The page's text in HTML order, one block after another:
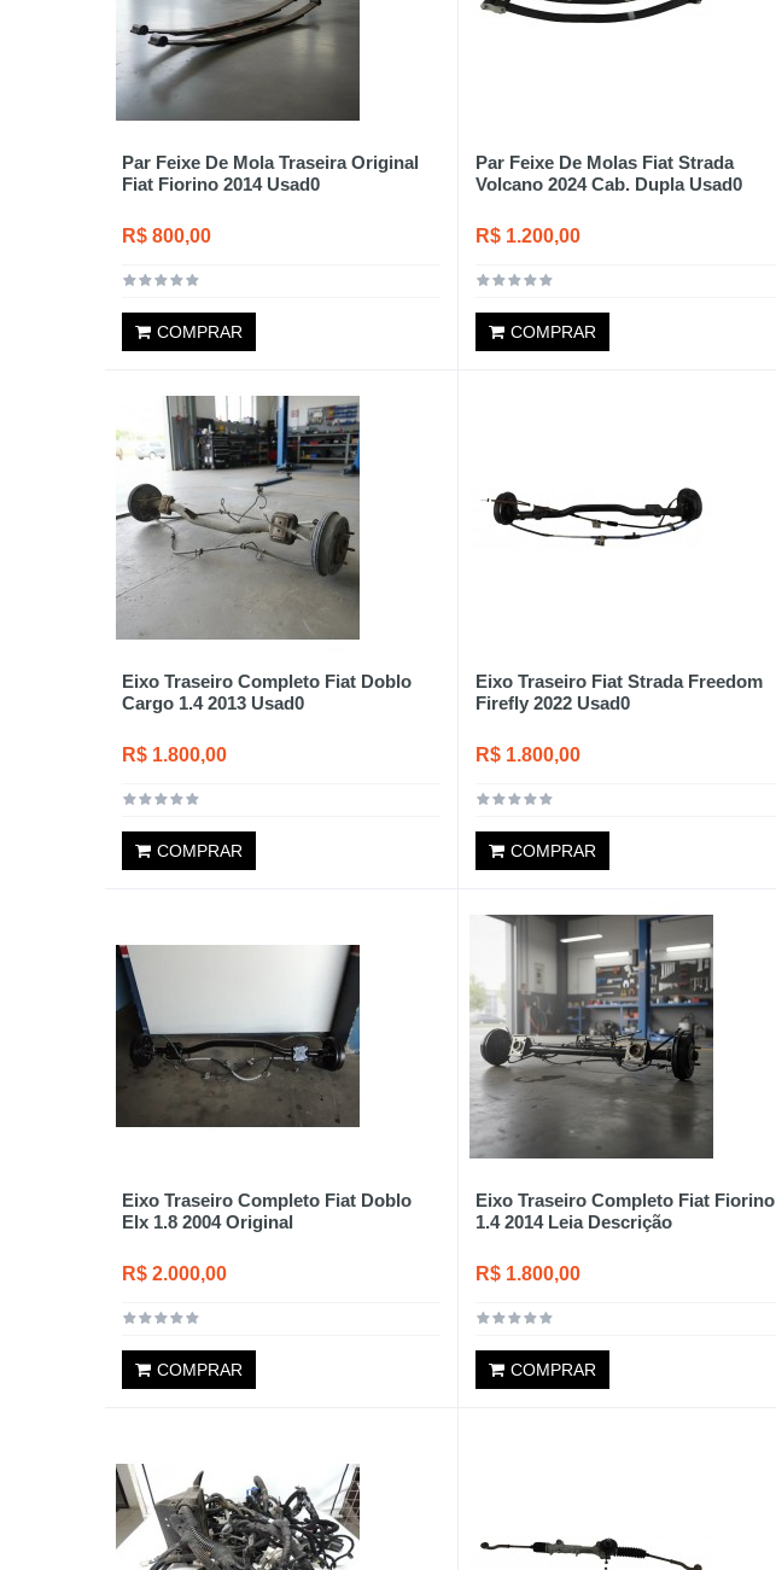
Par Feixe De Mola Traseira Original
Fiat Fiorino 2014 Usad0
R$ 800,00
COMPRAR
Par Feixe De Molas Fiat Strada
Volcano 2024 Cab. Dupla Usad0
R$ 1.200,00
COMPRAR
Eixo Traseiro Completo Fiat Doblo
Cargo 1.4 2013 Usad0
R$ 1.800,00
COMPRAR
Eixo Traseiro Fiat Strada Freedom
Firefly 2022 Usad0
R$ 1.800,00
COMPRAR
Eixo Traseiro Completo Fiat Doblo
Elx 1.8 2004 Original
R$ 2.000,00
COMPRAR
Eixo Traseiro Completo Fiat Fiorino
1.4 2014 Leia Descrição
R$ 1.800,00
COMPRAR